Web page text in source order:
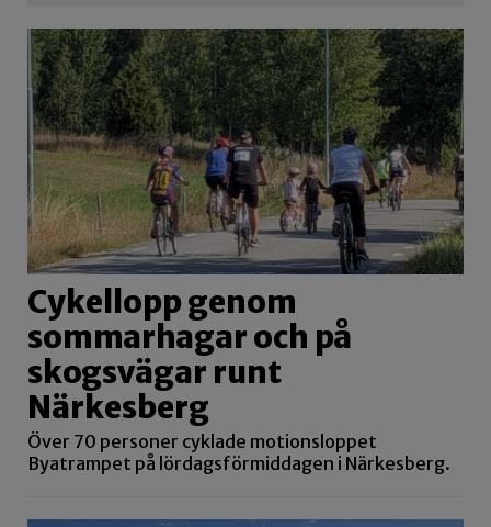
Cykellopp genom
sommarhagar och på
skogsvägar runt
Närkesberg
Över 70 personer cyklade motionsloppet
Byatrampet på lördagsförmiddagen i Närkesberg.